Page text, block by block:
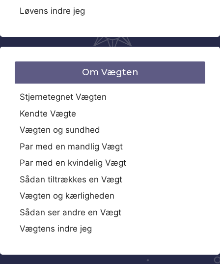
Løvens indre jeg
Om Vægten
Stjernetegnet Vægten
Kendte Vægte
Vægten og sundhed
Par med en mandlig Vægt
Par med en kvindelig Vægt
Sådan tiltrækkes en Vægt
Vægten og kærligheden
Sådan ser andre en Vægt
Vægtens indre jeg